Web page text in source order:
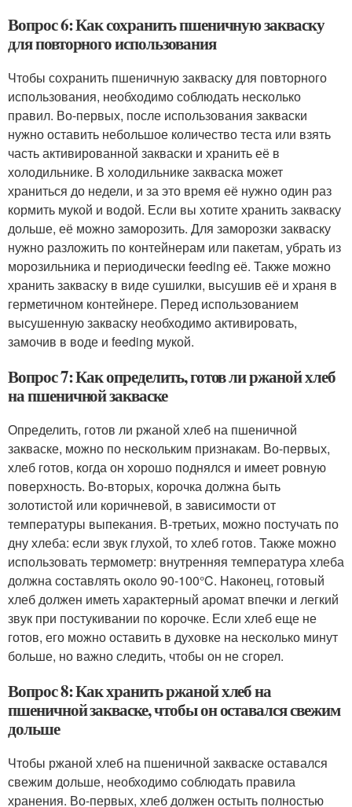
Вопрос 6: Как сохранить пшеничную закваску
для повторного использования
Чтобы сохранить пшеничную закваску для повторного
использования, необходимо соблюдать несколько
правил. Во-первых, после использования закваски
нужно оставить небольшое количество теста или взять
часть активированной закваски и хранить её в
холодильнике. В холодильнике закваска может
храниться до недели, и за это время её нужно один раз
кормить мукой и водой. Если вы хотите хранить закваску
дольше, её можно заморозить. Для заморозки закваску
нужно разложить по контейнерам или пакетам, убрать из
морозильника и периодически feeding её. Также можно
хранить закваску в виде сушилки, высушив её и храня в
герметичном контейнере. Перед использованием
высушенную закваску необходимо активировать,
замочив в воде и feeding мукой.
Вопрос 7: Как определить, готов ли ржаной хлеб
на пшеничной закваске
Определить, готов ли ржаной хлеб на пшеничной
закваске, можно по нескольким признакам. Во-первых,
хлеб готов, когда он хорошо поднялся и имеет ровную
поверхность. Во-вторых, корочка должна быть
золотистой или коричневой, в зависимости от
температуры выпекания. В-третьих, можно постучать по
дну хлеба: если звук глухой, то хлеб готов. Также можно
использовать термометр: внутренняя температура хлеба
должна составлять около 90-100°C. Наконец, готовый
хлеб должен иметь характерный аромат впечки и легкий
звук при постукивании по корочке. Если хлеб еще не
готов, его можно оставить в духовке на несколько минут
больше, но важно следить, чтобы он не сгорел.
Вопрос 8: Как хранить ржаной хлеб на
пшеничной закваске, чтобы он оставался свежим
дольше
Чтобы ржаной хлеб на пшеничной закваске оставался
свежим дольше, необходимо соблюдать правила
хранения. Во-первых, хлеб должен остыть полностью